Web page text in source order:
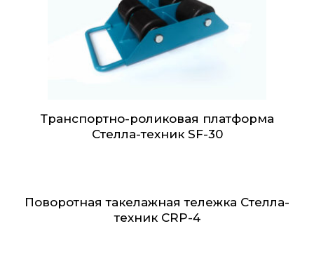
Транспортно-роликовая платформа
Стелла-техник SF-30
Поворотная такелажная тележка Стелла-
техник CRP-4